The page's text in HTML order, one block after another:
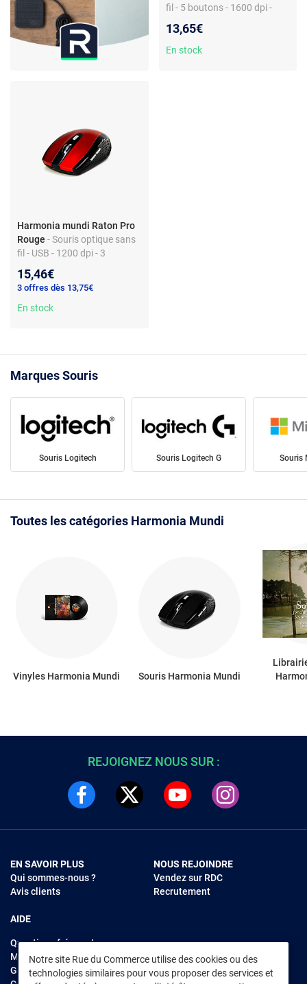
fil - 5 boutons - 1600 dpi -
13,65€
En stock
Harmonia mundi Raton Pro
Rouge - Souris optique sans
fil - USB - 1200 dpi - 3
Windows, Mac, Linux
15,46€
3 offres dès 13,75€
En stock
Marques Souris
Souris Logitech Souris Logitech G Souris
Toutes les catégories Harmonia Mundi
Vinyles Harmonia Mundi Souris Harmonia Mundi
REJOIGNEZ NOUS SUR :
EN SAVOIR PLUS
Qui sommes-nous ?
Avis clients
AIDE
Questions fréquentes
Modes de règlements
Garantie et retours
NOUS REJOINDRE
Vendez sur RDC
Recrutement
Notre site Rue du Commerce utilise des cookies ou des
technologies similaires pour vous proposer des services et